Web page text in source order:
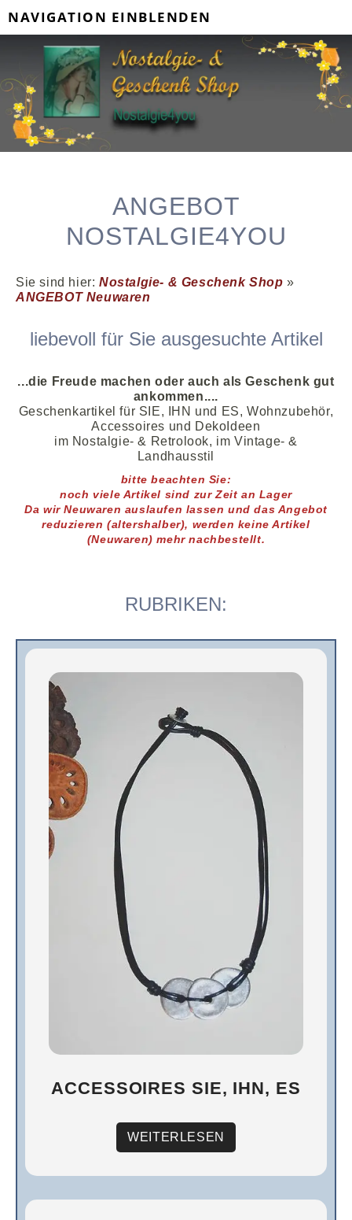
NAVIGATION EINBLENDEN
ANGEBOT
NOSTALGIE4YOU
Sie sind hier: Nostalgie- & Geschenk Shop »
ANGEBOT Neuwaren
liebevoll für Sie ausgesuchte Artikel
...die Freude machen oder auch als Geschenk gut
ankommen....
Geschenkartikel für SIE, IHN und ES, Wohnzubehör,
Accessoires und DekoIdeen
im Nostalgie- & Retrolook, im Vintage- &
Landhausstil
bitte beachten Sie:
noch viele Artikel sind zur Zeit an Lager
Da wir Neuwaren auslaufen lassen und das Angebot
reduzieren (altershalber), werden keine Artikel
(Neuwaren)mehr nachbestellt.
RUBRIKEN:
ACCESSOIRES SIE, IHN, ES
WEITERLESEN